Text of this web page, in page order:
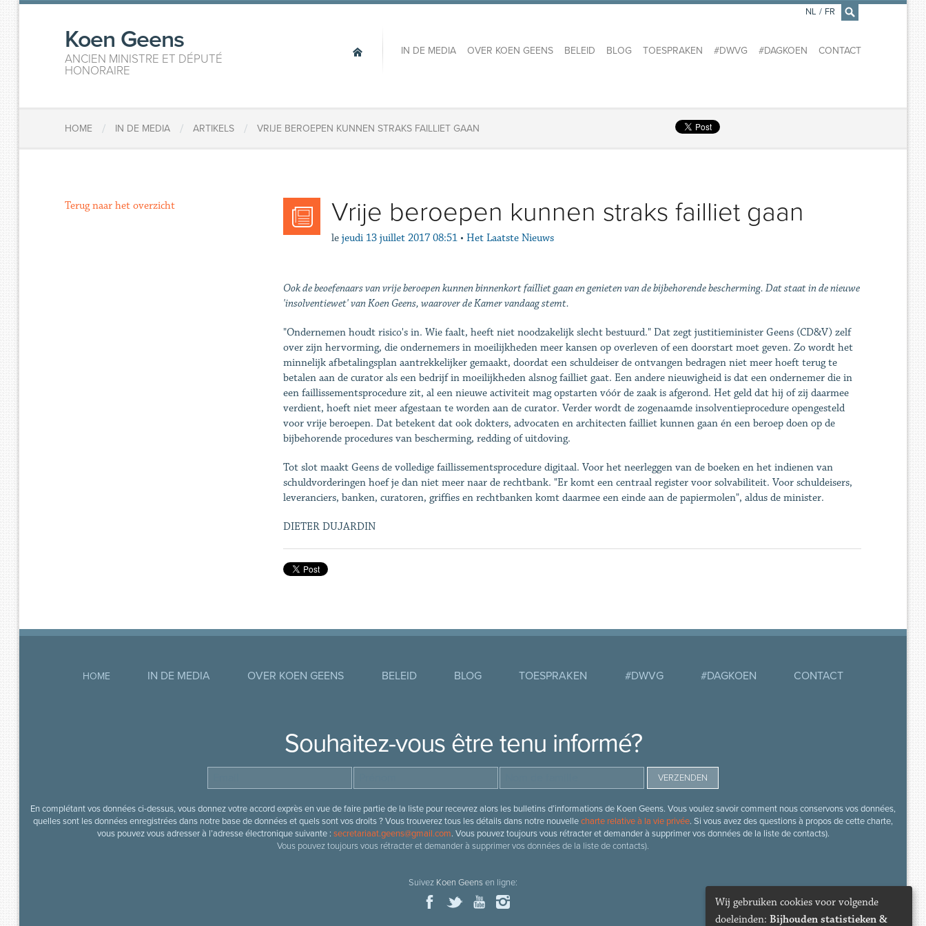
×
Koen Geens
ANCIEN MINISTRE ET DÉPUTÉ
HONORAIRE
IN DE MEDIA OVER KOEN GEENS BELEID BLOG TOESPRAKEN #DWVG #DAGKOEN CONTACT
NL / FR
HOME / IN DE MEDIA / ARTIKELS / VRIJE BEROEPEN KUNNEN STRAKS FAILLIET GAAN
Vrije beroepen kunnen straks failliet gaan
le jeudi 13 juillet 2017 08:51 • Het Laatste Nieuws
Ook de beoefenaars van vrije beroepen kunnen binnenkort failliet gaan en genieten van de bijbehorende bescherming. Dat staat in de nieuwe
'insolventiewet' van Koen Geens, waarover de Kamer vandaag stemt.
"Ondernemen houdt risico's in. Wie faalt, heeft niet noodzakelijk slecht bestuurd." Dat zegt justitieminister Geens (CD&V) zelf
over zijn hervorming, die ondernemers in moeilijkheden meer kansen op overleven of een doorstart moet geven. Zo wordt het
minnelijk afbetalingsplan aantrekkelijker gemaakt, doordat een schuldeiser de ontvangen bedragen niet meer hoeft terug te
betalen aan de curator als een bedrijf in moeilijkheden alsnog failliet gaat. Een andere nieuwigheid is dat een ondernemer die in
een faillissementsprocedure zit, al een nieuwe activiteit mag opstarten vóór de zaak is afgerond. Het geld dat hij of zij daarmee
verdient, hoeft niet meer afgestaan te worden aan de curator. Verder wordt de zogenaamde insolventieprocedure opengesteld
voor vrije beroepen. Dat betekent dat ook dokters, advocaten en architecten failliet kunnen gaan én een beroep doen op de
bijbehorende procedures van bescherming, redding of uitdoving.
Tot slot maakt Geens de volledige faillissementsprocedure digitaal. Voor het neerleggen van de boeken en het indienen van
schuldvorderingen hoef je dan niet meer naar de rechtbank. "Er komt een centraal register voor solvabiliteit. Voor schuldeisers,
leveranciers, banken, curatoren, griffies en rechtbanken komt daarmee een einde aan de papiermolen", aldus de minister.
DIETER DUJARDIN
Terug naar het overzicht
HOME IN DE MEDIA OVER KOEN GEENS BELEID BLOG TOESPRAKEN #DWVG #DAGKOEN CONTACT
Souhaitez-vous être tenu informé?
En complétant vos données ci-dessus, vous donnez votre accord exprès en vue de faire partie de la liste pour recevrez alors les bulletins d’informations de Koen Geens. Vous voulez savoir comment nous conservons vos données,
quelles sont les données enregistrées dans notre base de données et quels sont vos droits ? Vous trouverez tous les détails dans notre nouvellecharte relative à la vie privée. Si vous avez des questions à propos de cette charte,
vous pouvez vous adresser à l’adresse électronique suivante : secretariaat.geens@gmail.com. Vous pouvez toujours vous rétracter et demander à supprimer vos données de la liste de contacts).
Vous pouvez toujours vous rétracter et demander à supprimer vos données de la liste de contacts).
Suivez Koen Geensen ligne:
Wij gebruiken cookies voor volgende
doeleinden: Bijhouden statistieken &